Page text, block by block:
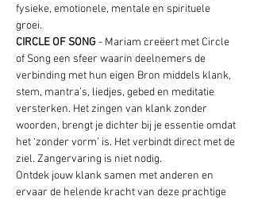
fysieke, emotionele, mentale en spirituele
groei.
CIRCLE OF SONG - Mariam creëert met Circle
of Song een sfeer waarin deelnemers de
verbinding met hun eigen Bron middels klank,
stem, mantra’s, liedjes, gebed en meditatie
versterken. Het zingen van klank zonder
woorden, brengt je dichter bij je essentie omdat
het ‘zonder vorm’ is. Het verbindt direct met de
ziel. Zangervaring is niet nodig.
Ontdek jouw klank samen met anderen en
ervaar de helende kracht van deze prachtige